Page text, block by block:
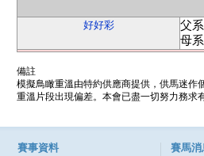
好好彩
父
母
備註
模擬鳥瞰重溫由特約供應商提供，供馬迷作
重溫片段出現偏差。本會已盡一切努力務求
賽事資料 賽馬消